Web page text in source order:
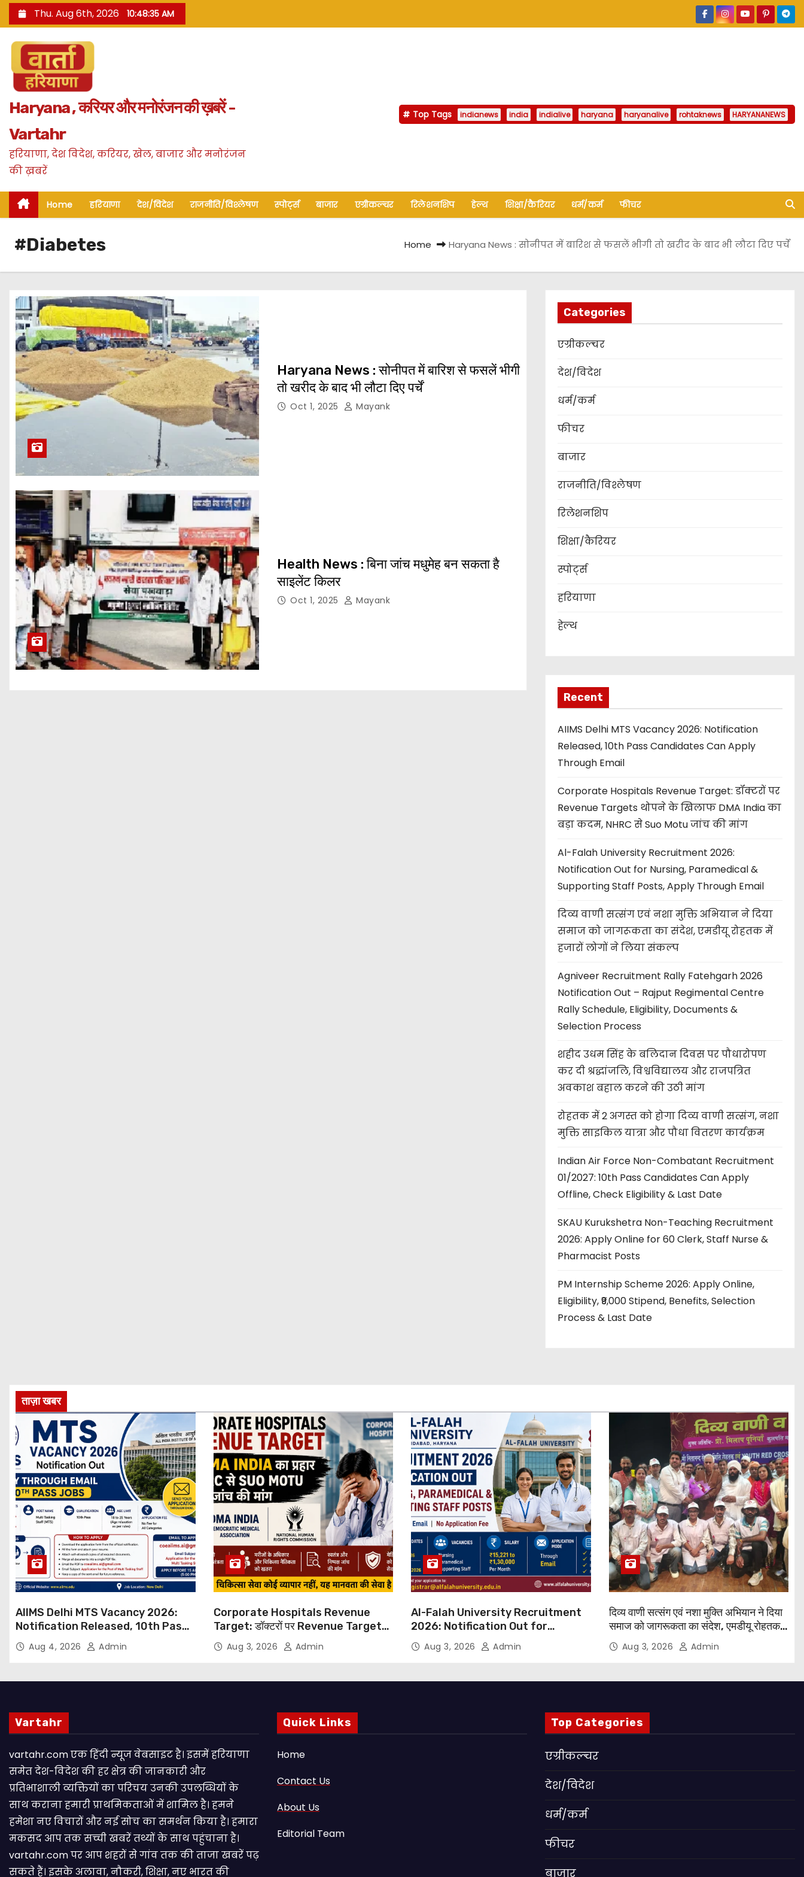
k
n
Thu. Aug 6th, 2026 10:48:36 AM
Haryana , करियर और मनोरंजन की ख़बरें -
Vartahr
हरियाणा, देश विदेश, करियर, खेल, बाजार और मनोरंजन
की ख़बरें
Top Tags indianews india indialive haryana haryanalive rohtaknews HARYANANEWS
Home हरियाणा देश/विदेश राजनीति/विश्लेषण स्पोर्ट्स बाजार एग्रीकल्चर रिलेशनशिप हेल्थ शिक्षा/कैरियर धर्म/कर्म फीचर
#Diabetes Home Haryana News : सोनीपत में बारिश से फसलें भीगी तो खरीद के बाद भी लौटा दिए पर्चें
Haryana News : सोनीपत में बारिश से फसलें भीगी
तो खरीद के बाद भी लौटा दिए पर्चें
Oct 1, 2025 Mayank
Health News : बिना जांच मधुमेह बन सकता है
साइलेंट किलर
Oct 1, 2025 Mayank
Categories
एग्रीकल्चर
देश/विदेश
धर्म/कर्म
फीचर
बाजार
राजनीति/विश्लेषण
रिलेशनशिप
शिक्षा/कैरियर
स्पोर्ट्स
हरियाणा
हेल्थ
Recent
AIIMS Delhi MTS Vacancy 2026: Notification
Released, 10th Pass Candidates Can Apply
Through Email
Corporate Hospitals Revenue Target: डॉक्टरों पर
Revenue Targets थोपने के खिलाफ DMA India का
बड़ा कदम, NHRC से Suo Motu जांच की मांग
Al-Falah University Recruitment 2026:
Notification Out for Nursing, Paramedical &
Supporting Staff Posts, Apply Through Email
दिव्य वाणी सत्संग एवं नशा मुक्ति अभियान ने दिया
समाज को जागरूकता का संदेश, एमडीयू रोहतक में
हजारों लोगों ने लिया संकल्प
Agniveer Recruitment Rally Fatehgarh 2026
Notification Out – Rajput Regimental Centre
Rally Schedule, Eligibility, Documents &
Selection Process
शहीद उधम सिंह के बलिदान दिवस पर पौधारोपण
कर दी श्रद्धांजलि, विश्वविद्यालय और राजपत्रित
अवकाश बहाल करने की उठी मांग
रोहतक में 2 अगस्त को होगा दिव्य वाणी सत्संग, नशा
मुक्ति साइकिल यात्रा और पौधा वितरण कार्यक्रम
Indian Air Force Non-Combatant Recruitment
01/2027: 10th Pass Candidates Can Apply
Offline, Check Eligibility & Last Date
SKAU Kurukshetra Non-Teaching Recruitment
2026: Apply Online for 60 Clerk, Staff Nurse &
Pharmacist Posts
PM Internship Scheme 2026: Apply Online,
Eligibility, ₹9,000 Stipend, Benefits, Selection
Process & Last Date
ताज़ा खबर
AIIMS Delhi MTS Vacancy 2026:
Notification Released, 10th Pass
Candidates Can Apply Through
Email
Aug 4, 2026 Admin
Corporate Hospitals Revenue
Target: डॉक्टरों पर Revenue Targets
थोपने के खिलाफ DMA India का बड़ा कदम,
NHRC से Suo Motu जांच की मांग
Aug 3, 2026 Admin
Al-Falah University Recruitment
2026: Notification Out for
Nursing, Paramedical &
Supporting Staff Posts, Apply
Aug 3, 2026 Admin
दिव्य वाणी सत्संग एवं नशा मुक्ति अभियान ने दिया
समाज को जागरूकता का संदेश, एमडीयू रोहतक में
हजारों लोगों ने लिया संकल्प
Aug 3, 2026 Admin
Vartahr
vartahr.com एक हिंदी न्यूज वेबसाइट है। इसमें हरियाणा
समेत देश-विदेश की हर क्षेत्र की जानकारी और
प्रतिभाशाली व्यक्तियों का परिचय उनकी उपलब्धियों के
साथ कराना हमारी प्राथमिकताओं में शामिल है। हमने
हमेशा नए विचारों और नई सोच का समर्थन किया है। हमारा
मकसद आप तक सच्ची खबरें तथ्यों के साथ पहुंचाना है।
vartahr.com पर आप शहरों से गांव तक की ताजा खबरें पढ़
सकते हैं। इसके अलावा, नौकरी, शिक्षा, नए भारत की
Quick Links
Home
Contact Us
About Us
Editorial Team
Top Categories
एग्रीकल्चर
देश/विदेश
धर्म/कर्म
फीचर
बाजार